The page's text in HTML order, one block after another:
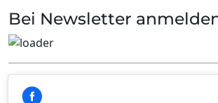
Bei Newsletter